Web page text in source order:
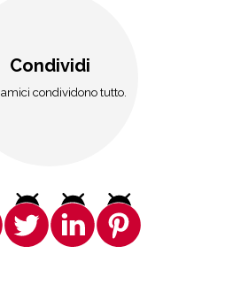
Condividi
amici condividono tutto.